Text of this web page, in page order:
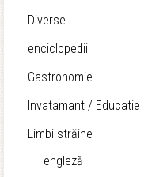
Diverse
enciclopedii
Gastronomie
Invatamant / Educatie
Limbi străine
engleză